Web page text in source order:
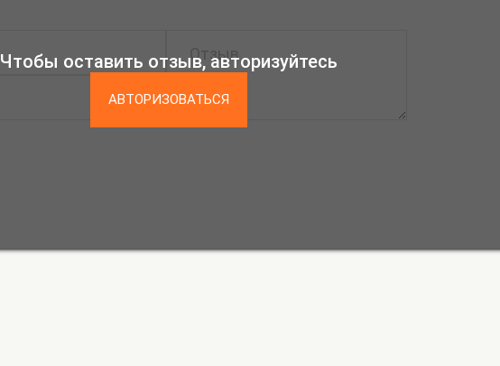
Чтобы оставить отзыв, авторизуйтесь
АВТОРИЗОВАТЬСЯ